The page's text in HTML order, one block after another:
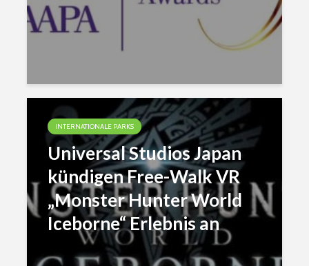
INTERNATIONALE PARKS
Universal Studios Japan
kündigen Free-Walk VR
„Monster Hunter World
Iceborne“ Erlebnis an